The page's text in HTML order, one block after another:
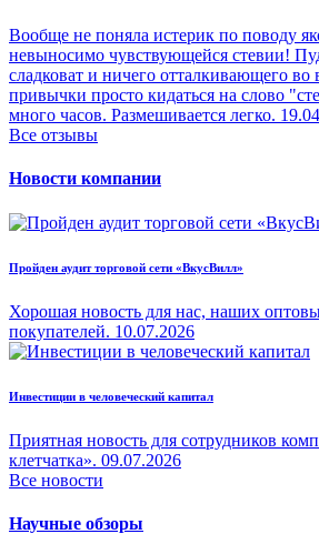
Вообще не поняла истерик по поводу
невыносимо чувствующейся стевии!
сладковат и ничего отталкивающего во
привычки просто кидаться на слово
много часов. Размешивается легко.
Все отзывы
Новости компании
Пройден аудит торговой сети «ВкусВилл»
Хорошая новость для нас, наших
покупателей. 10.07.2026
Инвестиции в человеческий капитал
Приятная новость для сотрудников
клетчатка». 09.07.2026
Все новости
Научные обзоры